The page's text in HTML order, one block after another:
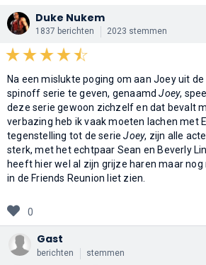
Duke Nukem
1837 berichten 2023 stemmen
Na een mislukte poging om aan Joey uit
spinoff serie te geven, genaamdJoey,
deze serie gewoon zichzelf en dat bevalt
verbazing heb ik vaak moeten lachen met
tegenstelling tot de serieJoey, zijn alle
sterk, met het echtpaar Sean en Beverly
heeft hier wel al zijn grijze haren maar nog
in de Friends Reunion liet zien.
0
Gast
berichten stemmen